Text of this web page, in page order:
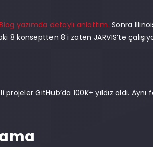
yazımda detaylı anlattım. Sonra
8 konseptten 8’i zaten JARVIS’te
GitHub’da 100K+ yıldız aldı. Aynı